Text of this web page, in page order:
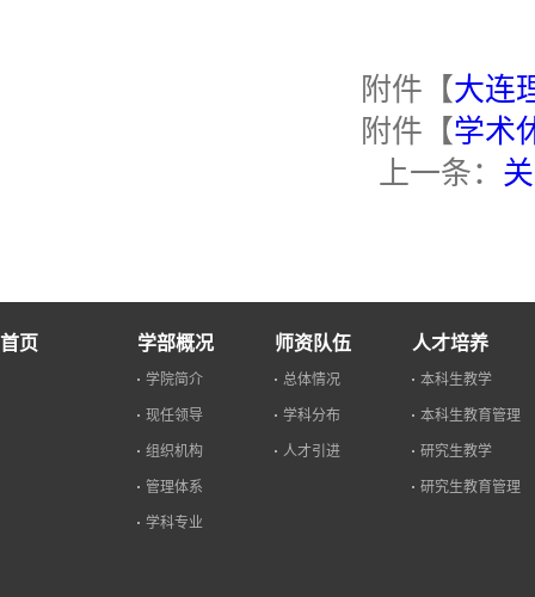
附件【大连
附件【学术
上一条：
首页 学部概况
学院简介
现任领导
组织机构
管理体系
学科专业
师资队伍
总体情况
学科分布
人才引进
人才培养
本科生教学
本科生教育管理
研究生教学
研究生教育管理